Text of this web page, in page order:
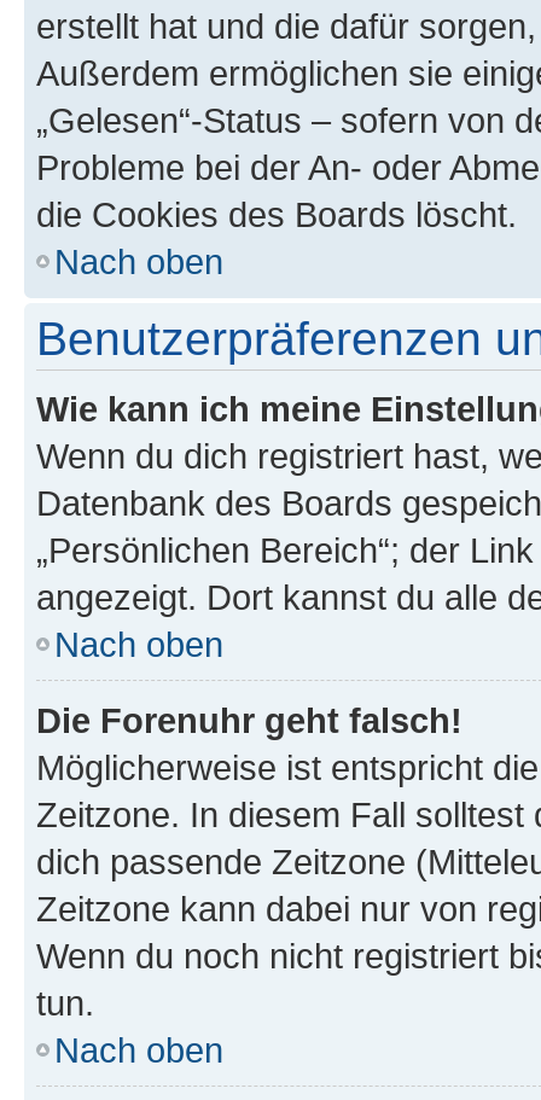
erstellt hat und die dafür
Außerdem ermöglichen sie
„Gelesen“-Status – sofern von
Probleme bei der An- oder
die Cookies des Boards löscht.
Nach oben
Benutzerpräferenzen
Wie kann ich meine
Wenn du dich registriert hast,
Datenbank des Boards
„Persönlichen Bereich“; der
angezeigt. Dort kannst du alle
Nach oben
Die Forenuhr geht falsch!
Möglicherweise ist entspricht
Zeitzone. In diesem Fall solltest
dich passende Zeitzone
Zeitzone kann dabei nur von
Wenn du noch nicht registriert
tun.
Nach oben